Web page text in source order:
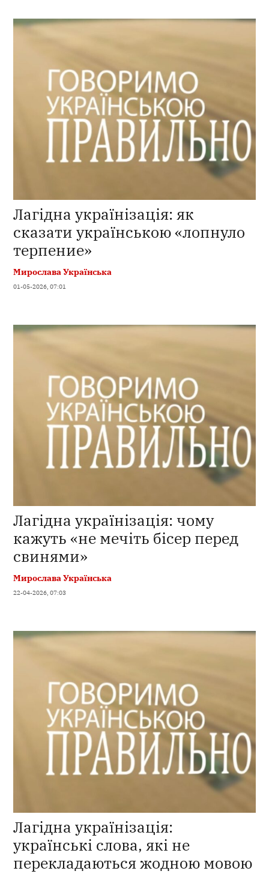
Лагідна українізація: як
сказати українською «лопнуло
терпение»
Мирослава Українська
01-05-2026, 07:01
Лагідна українізація: чому
кажуть «не мечіть бісер перед
свинями»
Мирослава Українська
22-04-2026, 07:03
Лагідна українізація:
українські слова, які не
перекладаються жодною мовою